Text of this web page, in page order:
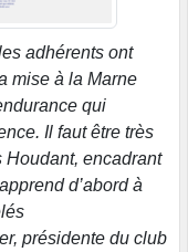
adhérents ont
mise à la Marne
qui
Il faut être très
encadrant
d’abord à
présidente du club